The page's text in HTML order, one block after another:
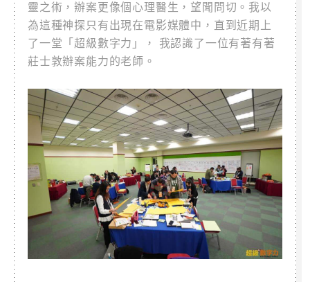
靈之術，辦案更像個心理醫生，望聞問切。我以
為這種神探只有出現在電影媒體中，直到近期上
了一堂「超級數字力」， 我認識了一位有著有著
莊士敦辦案能力的老師。